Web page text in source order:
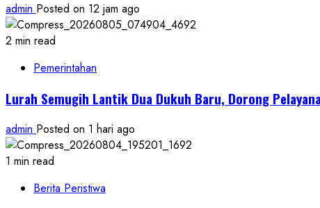
admin Posted on 12 jam ago
2 min read
Pemerintahan
Lurah Semugih Lantik Dua Dukuh Baru, Dorong
admin Posted on 1 hari ago
1 min read
Berita Peristiwa